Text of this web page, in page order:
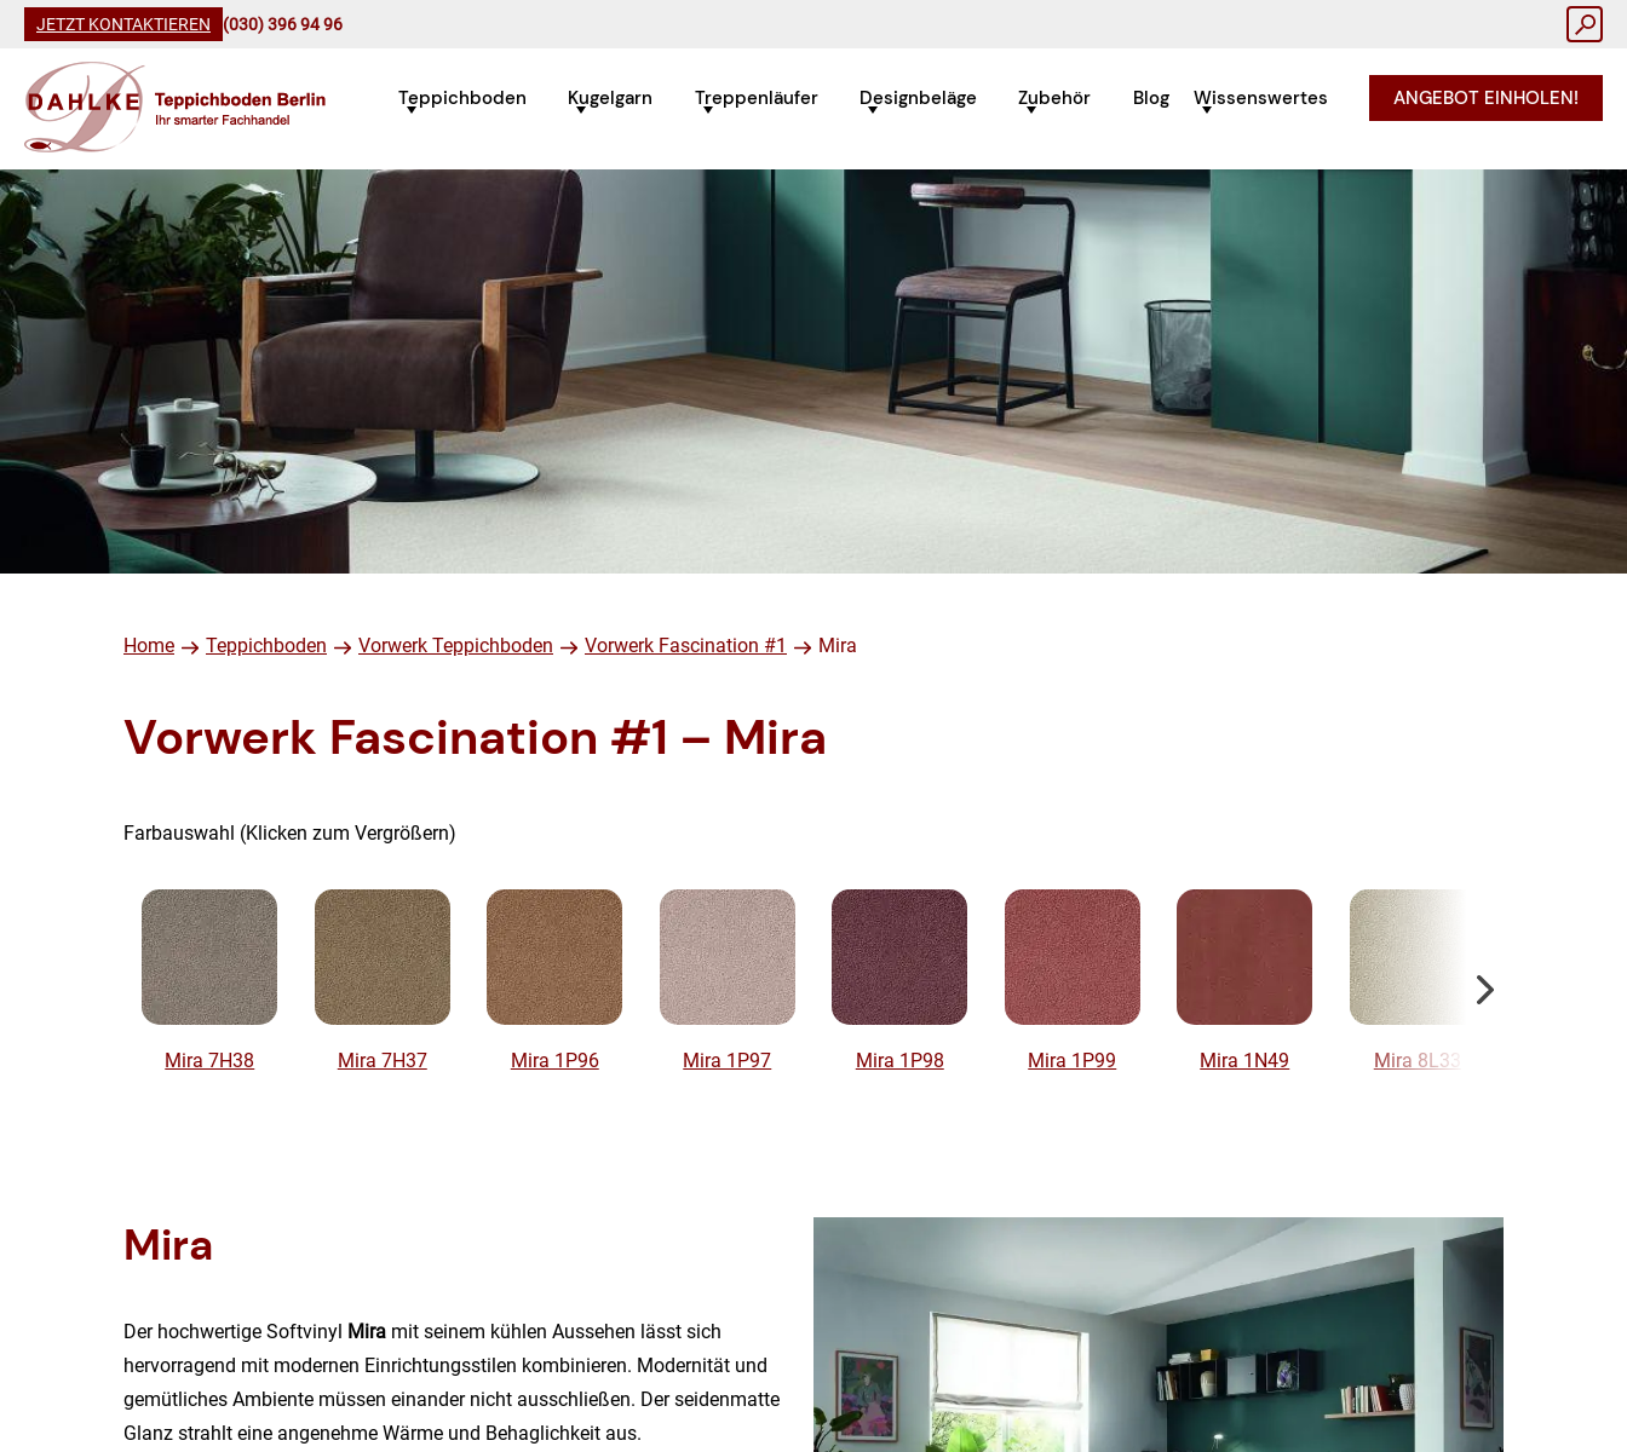
JETZT KONTAKTIEREN (030) 396 94 96
Teppichboden Kugelgarn Treppenläufer Designbeläge Zubehör Blog Wissenswertes ANGEBOT EINHOLEN!
Home Teppichboden Vorwerk Teppichboden Vorwerk Fascination #1 Mira
Vorwerk Fascination #1 – Mira
Farbauswahl (Klicken zum Vergrößern)
Mira 7H38 Mira 7H37 Mira 1P96 Mira 1P97 Mira 1P98 Mira 1P99 Mira 1N49 Mira 8L33
Mira
Der hochwertige Softvinyl Mira mit seinem kühlen Aussehen lässt sich
hervorragend mit modernen Einrichtungsstilen kombinieren. Modernität und
gemütliches Ambiente müssen einander nicht ausschließen. Der seidenmatte
Glanz strahlt eine angenehme Wärme und Behaglichkeit aus.